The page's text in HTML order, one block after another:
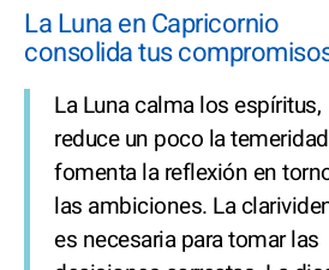
La Luna en Capricornio
consolida tus
La Luna calma los espíritus,
reduce un poco la
fomenta la reflexión en
las ambiciones. La
es necesaria para tomar las